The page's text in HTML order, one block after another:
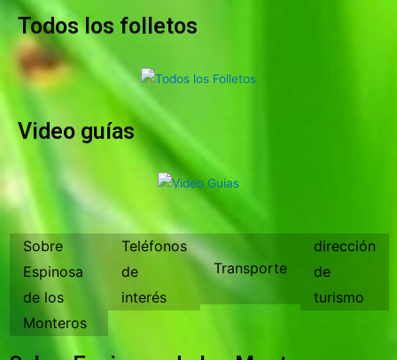
Todos los folletos
Video guías
Sobre
Espinosa
de los
Monteros
Teléfonos
de
interés
Transporte
dirección
de
turismo